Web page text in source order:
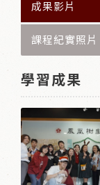
成果影片
課程紀實照片
學習成果